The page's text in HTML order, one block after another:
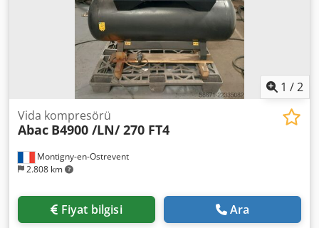
1 /2
Montigny-en-Ostrevent
2.808 km
Vida kompresörü
Abac B4900 /LN/ 270 FT4
Fiyat bilgisi Ara